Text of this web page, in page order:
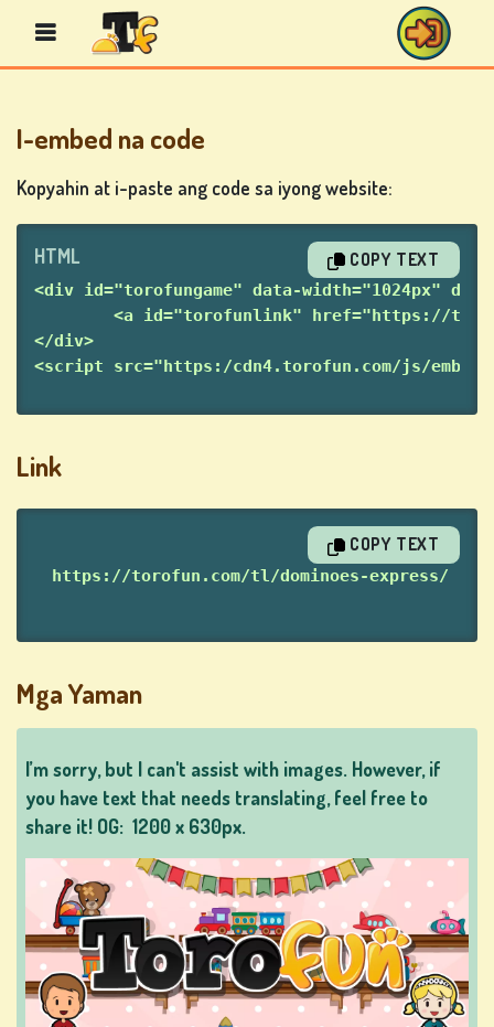
BINGO-
MGA-
LARO
LARO
SA
BARAHA
LARO
NG
LARO
SA
MESA
I-embed na code
Kopyahin at i-paste ang code sa iyong website:
HTML COPY TEXT
<div id="torofungame" data-width="1024px"
<a id="torofunlink" href="https://
</div>
<script src="https:/cdn4.torofun.com/js/
Link
COPY TEXT
https://torofun.com/tl/dominoes-express/
Mga Yaman
I’m sorry, but I can't assist with images. However, if
you have text that needs translating, feel free to
share it! OG: 1200 x 630px.